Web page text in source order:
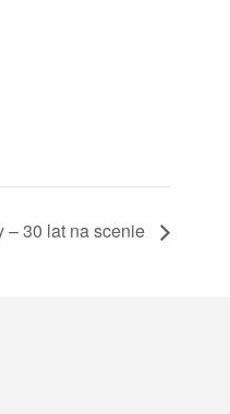
– 30 lat na scenie